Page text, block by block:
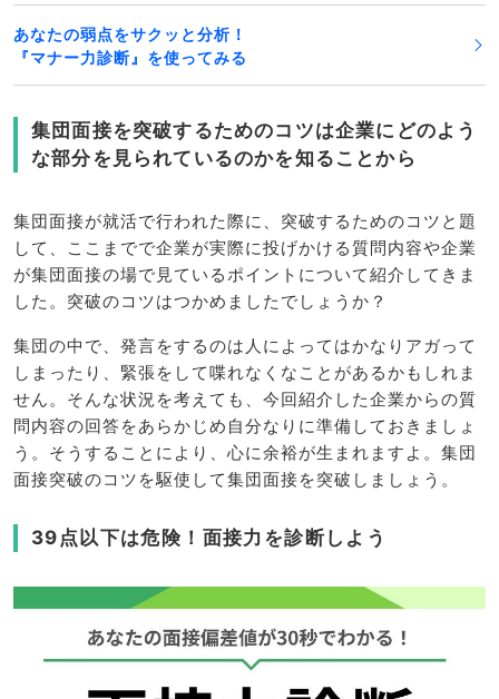
あなたの弱点をサクッと分析！
『マナー力診断』を使ってみる
集団面接を突破するためのコツは企業にどのよう
な部分を見られているのかを知ることから
集団面接が就活で行われた際に、突破するためのコツと題
して、ここまでで企業が実際に投げかける質問内容や企業
が集団面接の場で見ているポイントについて紹介してきま
した。突破のコツはつかめましたでしょうか？
集団の中で、発言をするのは人によってはかなりアガって
しまったり、緊張をして喋れなくなことがあるかもしれま
せん。そんな状況を考えても、今回紹介した企業からの質
問内容の回答をあらかじめ自分なりに準備しておきましょ
う。そうすることにより、心に余裕が生まれますよ。集団
面接突破のコツを駆使して集団面接を突破しましょう。
39点以下は危険！面接力を診断しよう